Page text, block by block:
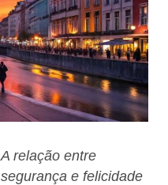
A relação entre
segurança e felicidade